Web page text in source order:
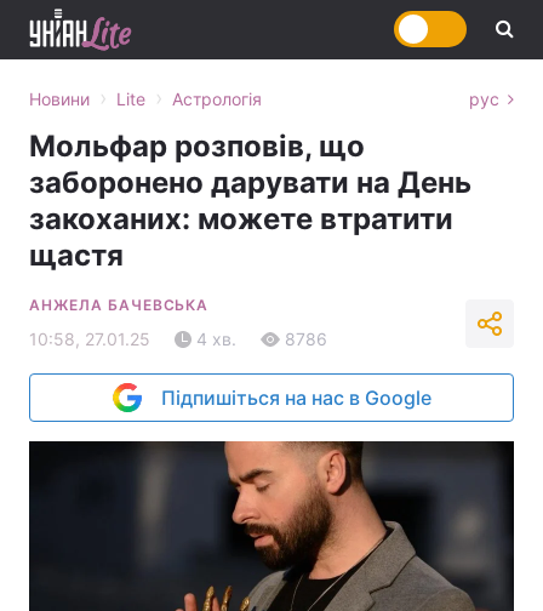
Новини › Lite › Астрологія рус
Мольфар розповів, що
заборонено дарувати на День
закоханих: можете втратити
щастя
АНЖЕЛА БАЧЕВСЬКА
10:58, 27.01.25 4 хв. 8786
Підпишіться на нас в Google